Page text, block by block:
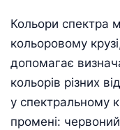
Кольори спектра
кольоровому
допомагає
кольорів різних
у спектральному
промені: